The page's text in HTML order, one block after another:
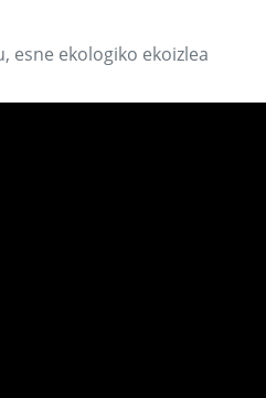
esne ekologiko ekoizlea